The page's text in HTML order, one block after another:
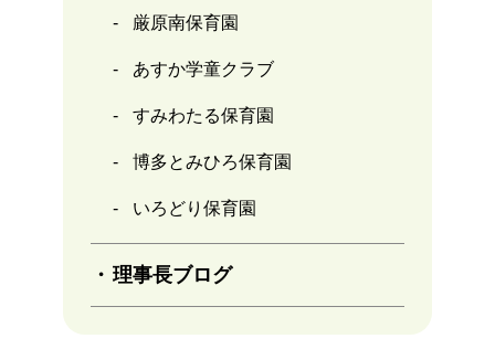
厳原南保育園
あすか学童クラブ
すみわたる保育園
博多とみひろ保育園
いろどり保育園
理事長ブログ